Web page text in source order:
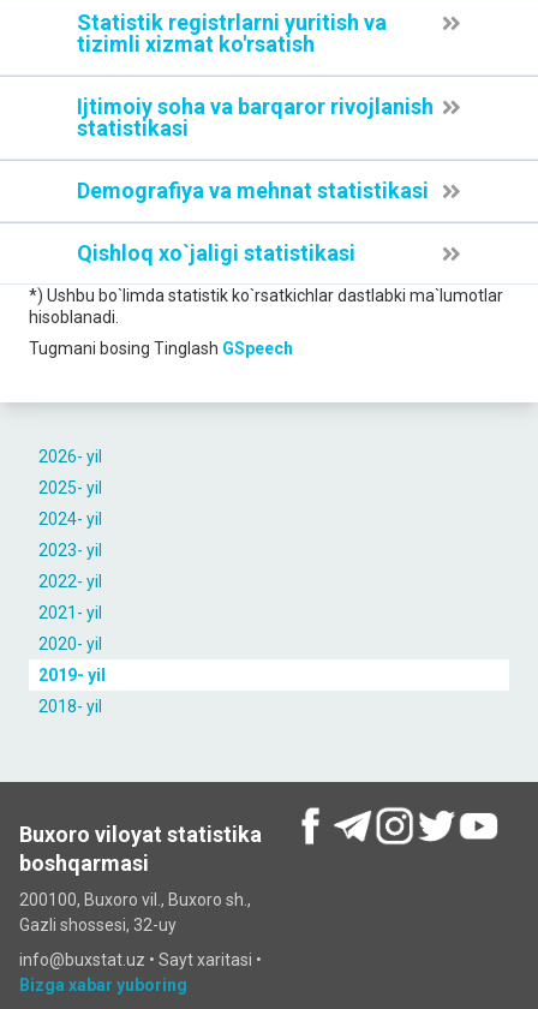
2026- yil
2025- yil
2024- yil
2023- yil
2022- yil
2021- yil
2020- yil
2019- yil
2018- yil
Statistik registrlarni yuritish va
tizimli xizmat ko'rsatish
Ijtimoiy soha va barqaror rivojlanish
statistikasi
Demografiya va mehnat statistikasi
Qishloq xo`jaligi statistikasi
*) Ushbu bo`limda statistik ko`rsatkichlar dastlabki ma`lumotlar
hisoblanadi.
Tugmani bosing Tinglash GSpeech
Buxoro viloyat statistika
boshqarmasi
200100, Buxoro vil., Buxoro sh.,
Gazli shossesi, 32-uy
info@buxstat.uz • Sayt xaritasi •
Bizga xabar yuboring